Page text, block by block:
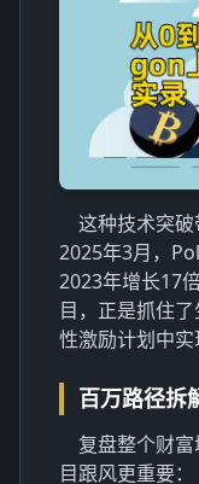
这种技术突
2025年3月，
2023年增长17
目，正是抓住
性激励计划中实
百万路径拆
复盘整个财
目跟风更重要：